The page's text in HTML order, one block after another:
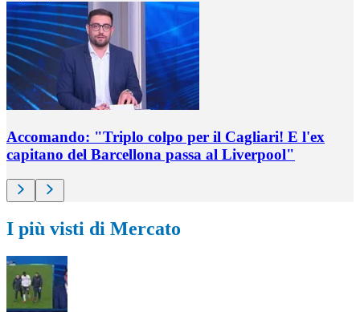
Accomando: "Triplo colpo per il Cagliari! E l'ex
capitano del Barcellona passa al Liverpool"
I più visti di Mercato